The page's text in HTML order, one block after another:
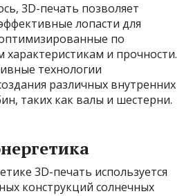
3D-печать позволяет
лопасти для
по
характеристикам и прочности.
технологии
различных внутренних
таких как валы и шестерни.
3D-печать используется
конструкций солнечных